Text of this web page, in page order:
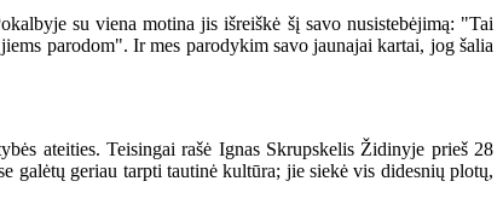
su viena motina jis išreiškė šį savo nusistebėjimą: "Tai
parodom". Ir mes parodykim savo jaunajai kartai, jog šalia
ateities. Teisingai rašė Ignas Skrupskelis Židinyje prieš 28
galėtų geriau tarpti tautinė kultūra; jie siekė vis didesnių plotų,